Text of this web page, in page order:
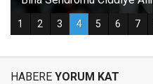
HABERE YORUM KAT